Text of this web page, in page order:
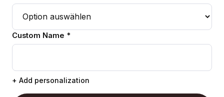
Custom Name *
+ Add personalization